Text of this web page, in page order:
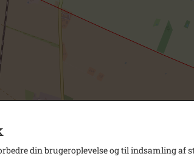
din brugeroplevelse og til indsamling af